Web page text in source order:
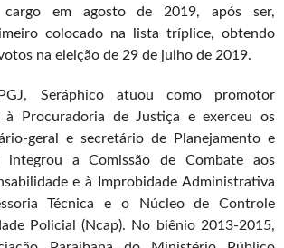
cargo em agosto de 2019, após ser,
colocado na lista tríplice, obtendo
na eleição de 29 de julho de 2019.
Seráphico atuou como promotor
à Procuradoria de Justiça e exerceu os
geral e secretário de Planejamento e
integrou a Comissão de Combate aos
e à Improbidade Administrativa
Técnica e o Núcleo de Controle
Policial (Ncap). No biênio 2013-2015,